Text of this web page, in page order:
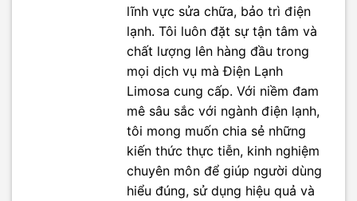
lĩnh vực sửa chữa, bảo trì điện
lạnh. Tôi luôn đặt sự tận tâm và
chất lượng lên hàng đầu trong
mọi dịch vụ mà Điện Lạnh
Limosa cung cấp. Với niềm đam
mê sâu sắc với ngành điện lạnh,
tôi mong muốn chia sẻ những
kiến thức thực tiễn, kinh nghiệm
chuyên môn để giúp người dùng
hiểu đúng, sử dụng hiệu quả và